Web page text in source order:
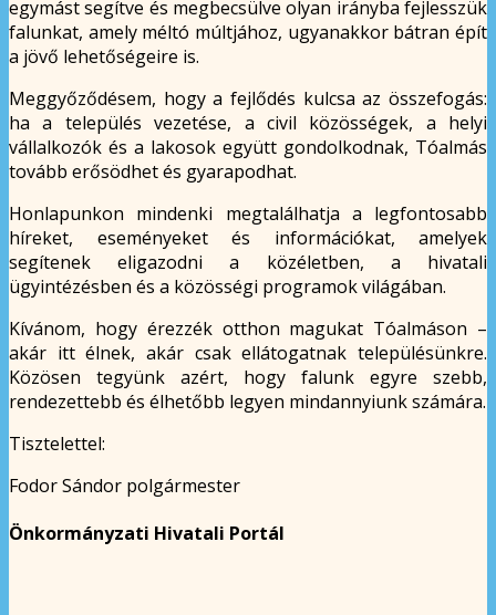
egymást segítve és megbecsülve olyan irányba fejlesszük
falunkat, amely méltó múltjához, ugyanakkor bátran épít
a jövő lehetőségeire is.
Meggyőződésem, hogy a fejlődés kulcsa az összefogás:
ha a település vezetése, a civil közösségek, a helyi
vállalkozók és a lakosok együtt gondolkodnak, Tóalmás
tovább erősödhet és gyarapodhat.
Honlapunkon mindenki megtalálhatja a legfontosabb
híreket, eseményeket és információkat, amelyek
segítenek eligazodni a közéletben, a hivatali
ügyintézésben és a közösségi programok világában.
Kívánom, hogy érezzék otthon magukat Tóalmáson –
akár itt élnek, akár csak ellátogatnak településünkre.
Közösen tegyünk azért, hogy falunk egyre szebb,
rendezettebb és élhetőbb legyen mindannyiunk számára.
Tisztelettel:
Fodor Sándor polgármester
Önkormányzati Hivatali Portál